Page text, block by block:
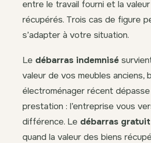
entre le travail fourni et la
récupérés. Trois cas de figure
s’adapter à votre situation.
Le débarras indemnisé
valeur de vos meubles anciens,
électroménager récent
prestation : l’entreprise vous
différence. Le débarras gratuit
quand la valeur des biens